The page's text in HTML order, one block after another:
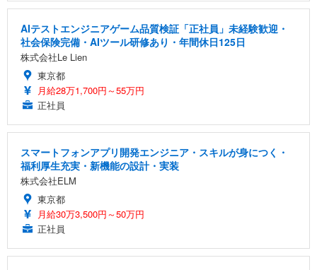
AIテストエンジニアゲーム品質検証「正社員」未経験歓迎・
社会保険完備・AIツール研修あり・年間休日125日
株式会社Le Lien
東京都
月給28万1,700円～55万円
正社員
スマートフォンアプリ開発エンジニア・スキルが身につく・
福利厚生充実・新機能の設計・実装
株式会社ELM
東京都
月給30万3,500円～50万円
正社員